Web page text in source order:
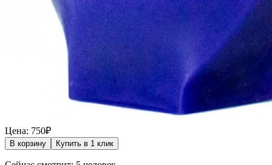
Цена: 750₽
В корзину Купить в 1 клик